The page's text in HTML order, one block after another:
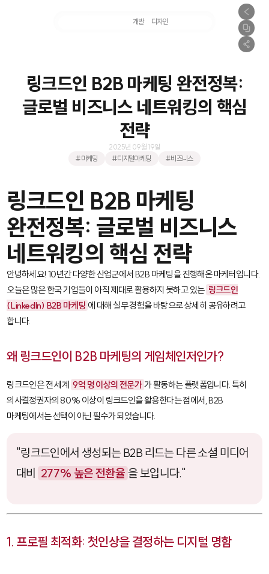
개발 디자인
링크드인 B2B 마케팅 완전정복:
글로벌 비즈니스 네트워킹의 핵심
전략
2025년 09월 19일
#마케팅
#디지털마케팅 #비즈니스
링크드인 B2B 마케팅
완전정복: 글로벌 비즈니스
네트워킹의 핵심 전략
안녕하세요! 10년간 다양한 산업군에서 B2B 마케팅을 진행해온 마케터입니다.
오늘은 많은 한국 기업들이 아직 제대로 활용하지 못하고 있는 링크드인
(LinkedIn) B2B 마케팅 에 대해 실무 경험을 바탕으로 상세히 공유하려고
합니다.
왜 링크드인이 B2B 마케팅의 게임체인저인가?
링크드인은 전 세계 9억 명 이상의 전문가 가 활동하는 플랫폼입니다. 특히
의사결정권자의 80% 이상이 링크드인을 활용한다는 점에서, B2B
마케팅에서는 선택이 아닌 필수가 되었습니다.
"링크드인에서 생성되는 B2B 리드는 다른 소셜 미디어
대비
277% 높은 전환율 을 보입니다."
1. 프로필 최적화: 첫인상을 결정하는 디지털 명함